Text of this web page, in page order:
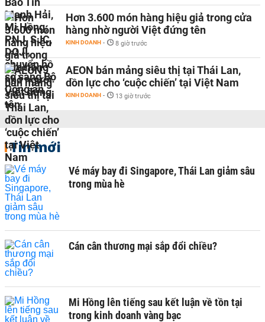
Hơn 3.600 món hàng hiệu giả trong cửa
hàng nhờ người Việt đứng tên
KINH DOANH - 8 giờ trước
AEON bán mảng siêu thị tại Thái Lan,
dồn lực cho ‘cuộc chiến’ tại Việt Nam
KINH DOANH - 13 giờ trước
Tin mới
Vé máy bay đi Singapore, Thái Lan giảm sâu
trong mùa hè
Cán cân thương mại sắp đổi chiều?
Mi Hồng lên tiếng sau kết luận về tồn tại
trong kinh doanh vàng bạc